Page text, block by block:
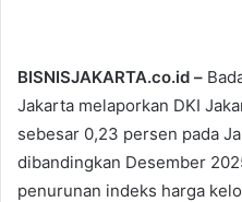
BISNISJAKARTA.co.id –
Jakarta melaporkan DKI
sebesar 0,23 persen pada
dibandingkan Desember
penurunan indeks harga